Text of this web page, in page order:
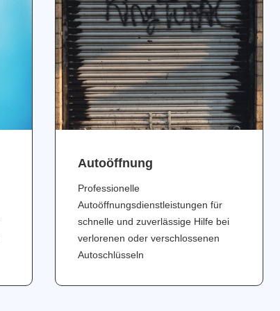
Аutoöffnung
Professionelle
Autoöffnungsdienstleistungen für
schnelle und zuverlässige Hilfe bei
verlorenen oder verschlossenen
Autoschlüsseln